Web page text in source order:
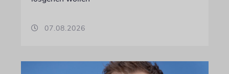
07.08.2026